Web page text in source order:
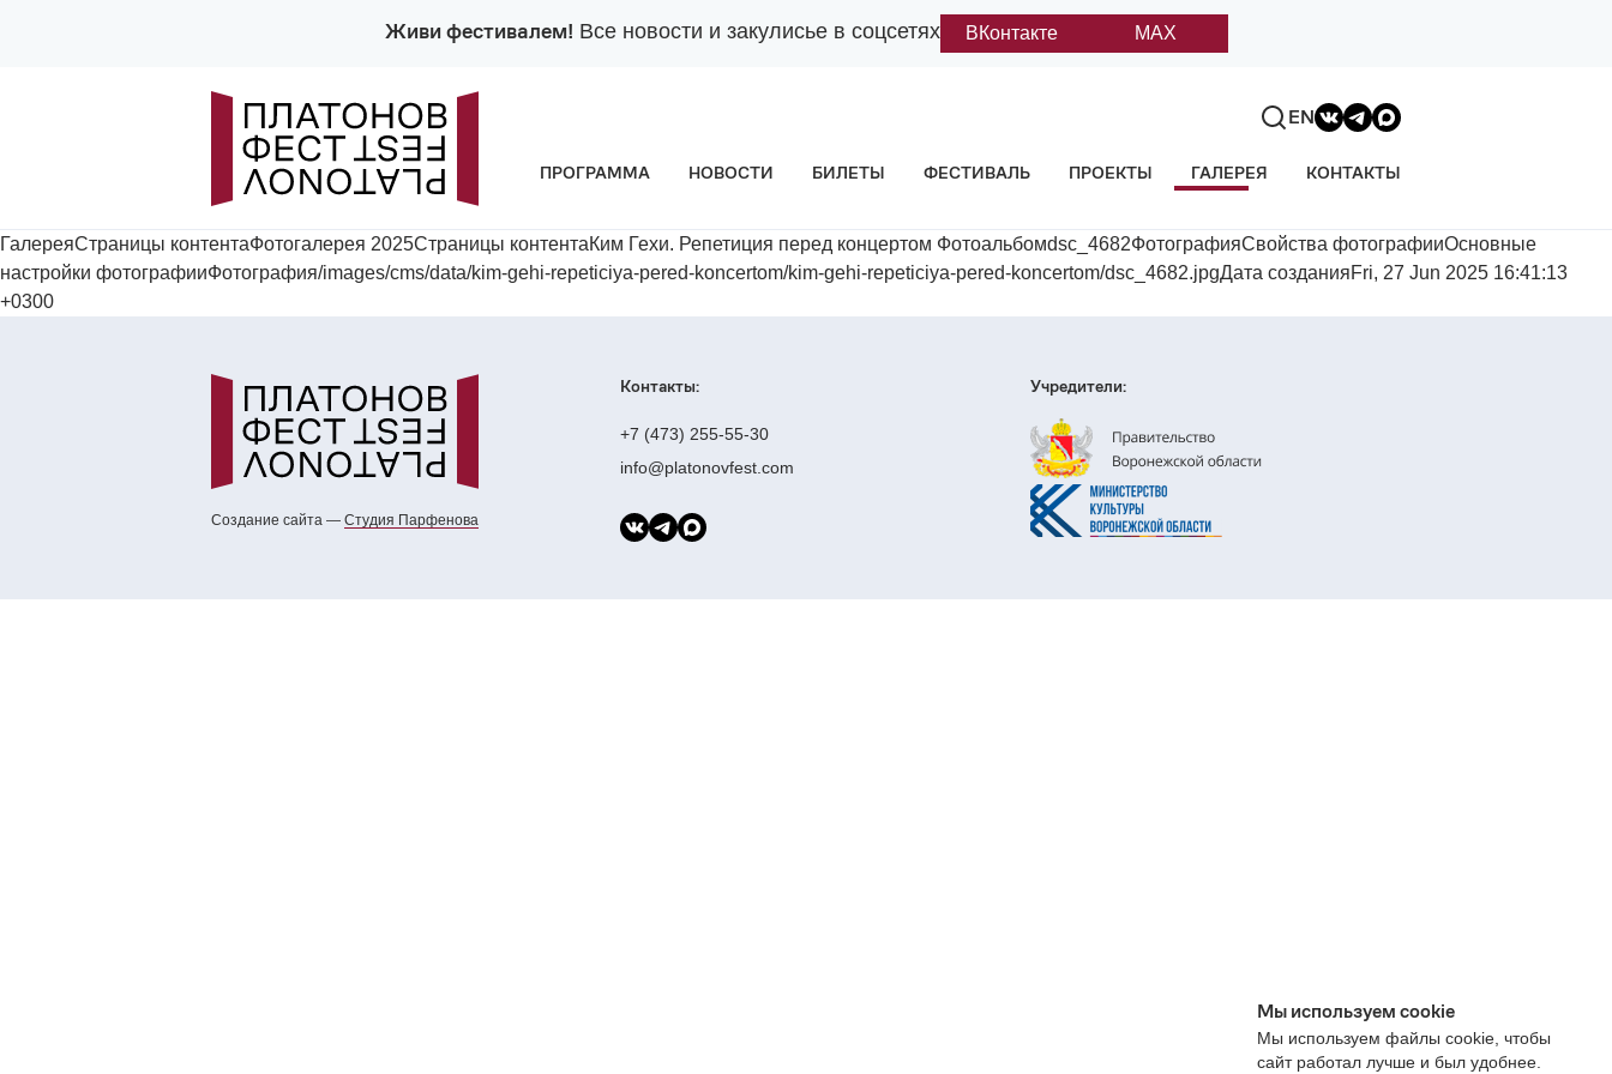
Живи фестивалем! Все новости и закулисье в соцсетях ВКонтакте MAX
ПРОГРАММА НОВОСТИ БИЛЕТЫ ФЕСТИВАЛЬ ПРОЕКТЫ ГАЛЕРЕЯ КОНТАКТЫ
EN
ГалереяСтраницы контентаФотогалерея 2025Страницы контентаКим Гехи. Репетиция перед концертом Фотоальбомdsc_4682ФотографияСвойства фотографииОсновные
настройки фотографииФотография/images/cms/data/kim-gehi-repeticiya-pered-koncertom/kim-gehi-repeticiya-pered-koncertom/dsc_4682.jpgДата созданияFri, 27 Jun 2025 16:41:13
+0300
Контакты:
+7 (473) 255-55-30
info@platonovfest.com
Учредители:
Создание сайта — Cтудия Парфенова
Мы используем cookie
Мы используем файлы cookie, чтобы
сайт работал лучше и был удобнее.